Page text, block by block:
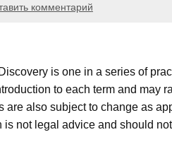
комментарий
is one in a series of
to each term and may
are also subject to change as
not legal advice and should